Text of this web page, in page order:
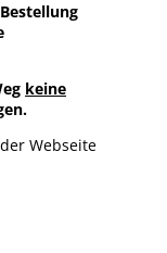
keine
Webseite